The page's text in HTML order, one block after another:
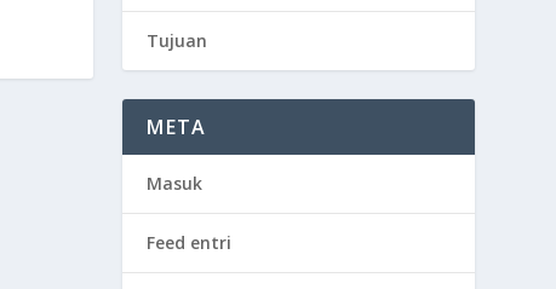
Tujuan
META
Masuk
Feed entri